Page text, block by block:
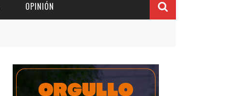
OPINIÓN